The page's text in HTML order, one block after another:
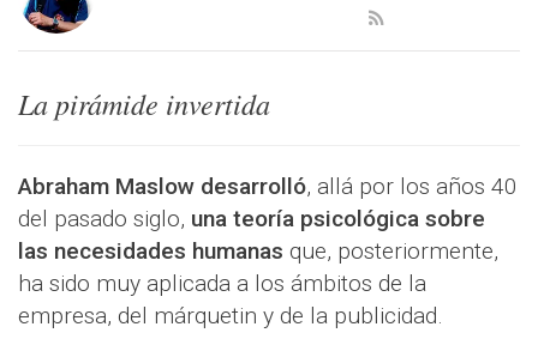
La pirámide invertida
Abraham Maslow desarrolló, allá por los años 40
del pasado siglo, una teoría psicológica sobre
las necesidades humanas que, posteriormente,
ha sido muy aplicada a los ámbitos de la
empresa, del márquetin y de la publicidad.